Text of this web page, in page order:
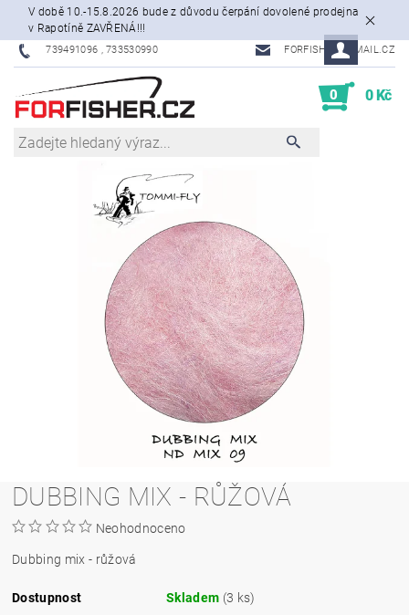
V době 10.-15.8.2026 bude z důvodu čerpání dovolené prodejna
v Rapotíně ZAVŘENÁ!!!
739491096 , 733530990 FORFISHER@EMAIL.CZ
0 0 Kč
DUBBING MIX - RŮŽOVÁ
Neohodnoceno
Dubbing mix - růžová
Dostupnost Skladem (3 ks)